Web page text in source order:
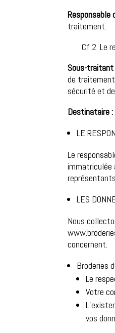
traitement.
Cf 2. Le
Sous-
de traitement
sécurité et
Destinataire :
LE
Le
immatriculée
LES
Nous
concernent.
Broderies
Le
Votre
vos